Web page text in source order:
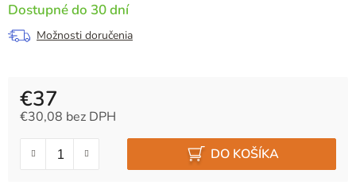
Dostupné do 30 dní
Možnosti doručenia
€37
€30,08 bez DPH
DO KOŠÍKA